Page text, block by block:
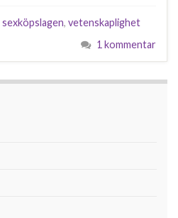
sexköpslagen, vetenskaplighet
1 kommentar